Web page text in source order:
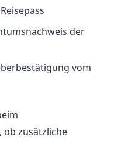
der
vom
zusätzliche